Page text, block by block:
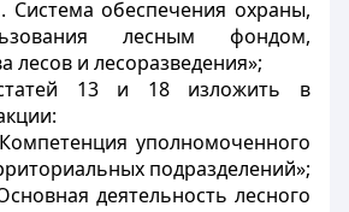
Система обеспечения охраны,
лесным фондом,
лесов и лесоразведения»;
статей 13 и 18 изложить в
уполномоченного
подразделений»;
деятельность лесного